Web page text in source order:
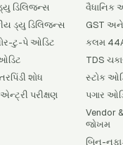
ડિલિજન્સ
ડ્યુ ડિલિજન્સ
ટુ-પે ઓડિટ
શોધ
પરીક્ષણ
વૈધાનિક
GST
કલમ
TDS
સ્ટોક
પગાર
Vendor
જોખમ
બિન-